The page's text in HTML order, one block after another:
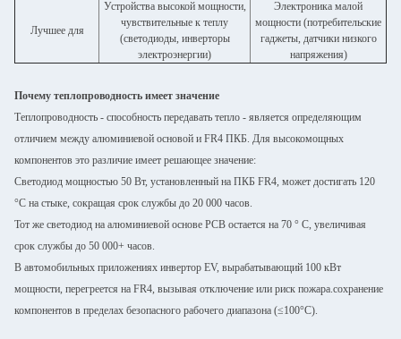
Лучшее для
Устройства высокой мощности,
чувствительные к теплу
(светодиоды, инверторы
электроэнергии)
Электроника малой
мощности (потребительские
гаджеты, датчики низкого
напряжения)
Почему теплопроводность имеет значение
Теплопроводность - способность передавать тепло - является определяющим
отличием между алюминиевой основой и FR4 ПКБ. Для высокомощных
компонентов это различие имеет решающее значение:
Светодиод мощностью 50 Вт, установленный на ПКБ FR4, может достигать 120
°C на стыке, сокращая срок службы до 20 000 часов.
Тот же светодиод на алюминиевой основе PCB остается на 70 ° C, увеличивая
срок службы до 50 000+ часов.
В автомобильных приложениях инвертор EV, вырабатывающий 100 кВт
мощности, перегреется на FR4, вызывая отключение или риск пожара.сохранение
компонентов в пределах безопасного рабочего диапазона (≤100°C).